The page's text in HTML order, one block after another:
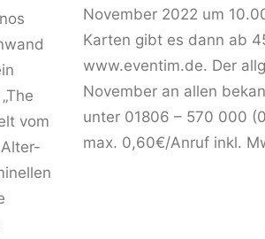
vom
November 2022 um
Karten gibt es dann ab
www.eventim.de. Der
November an allen
unter 01806 – 570 000
max. 0,60€/Anruf inkl.